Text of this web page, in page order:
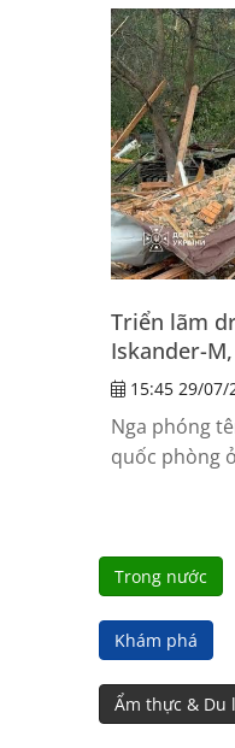
toán quốc
Triển lãm
Iskander-
15:45 29/07/
Nga phóng
quốc phòng
Trong nước
Khám phá
Ẩm thực & Du